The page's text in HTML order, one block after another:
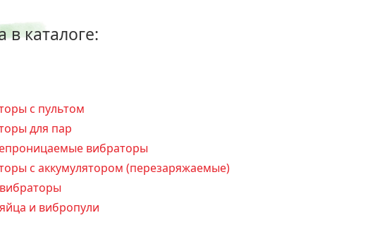
в каталоге:
с пультом
для пар
вибраторы
с аккумулятором (перезаряжаемые)
и вибропули